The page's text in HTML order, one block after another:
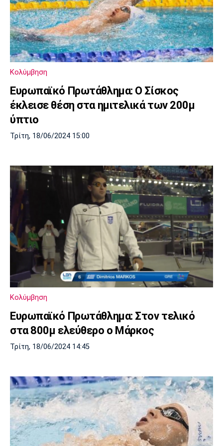
Κολύμβηση
Ευρωπαϊκό Πρωτάθλημα: Ο Σίσκος
έκλεισε θέση στα ημιτελικά των 200μ
ύπτιο
Τρίτη, 18/06/2024 15:00
Κολύμβηση
Ευρωπαϊκό Πρωτάθλημα: Στον τελικό
στα 800μ ελεύθερο ο Μάρκος
Τρίτη, 18/06/2024 14:45